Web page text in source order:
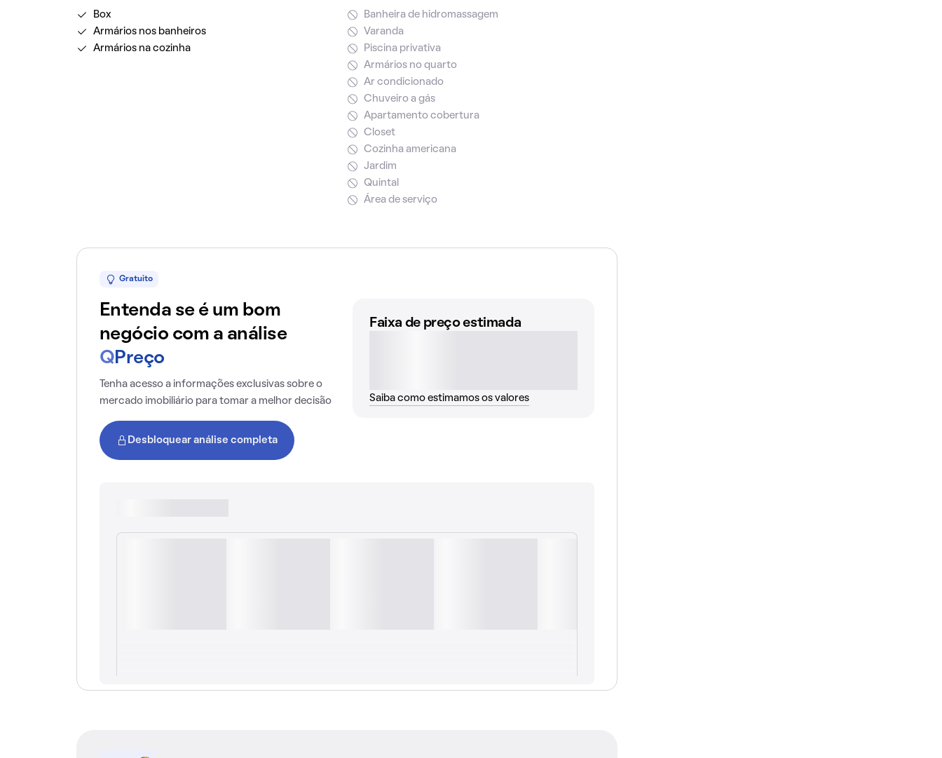
Box
Armários nos banheiros
Armários na cozinha
Banheira de hidromassagem
Varanda
Piscina privativa
Armários no quarto
Ar condicionado
Chuveiro a gás
Apartamento cobertura
Closet
Cozinha americana
Jardim
Quintal
Área de serviço
Gratuito
Entenda se é um bom
negócio com a análise
Q Preço
Tenha acesso a informações exclusivas sobre o
mercado imobiliário para tomar a melhor decisão
Desbloquear análise completa
Faixa de preço estimada
Saiba como estimamos os valores